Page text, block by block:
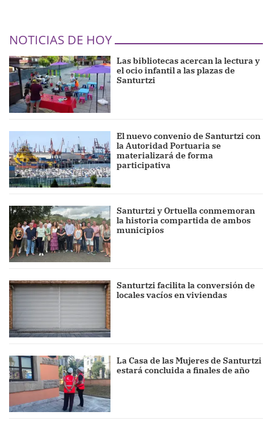
NOTICIAS DE HOY
Las bibliotecas acercan la lectura y
el ocio infantil a las plazas de
Santurtzi
El nuevo convenio de Santurtzi con
la Autoridad Portuaria se
materializará de forma
participativa
Santurtzi y Ortuella conmemoran
la historia compartida de ambos
municipios
Santurtzi facilita la conversión de
locales vacíos en viviendas
La Casa de las Mujeres de Santurtzi
estará concluida a finales de año